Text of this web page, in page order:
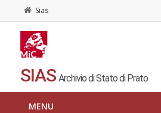
Sias
SIAS Archivio di Stato di Prato
MENU